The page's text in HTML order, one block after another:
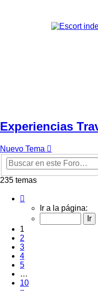
Experiencias
Nuevo Tema
235 temas
10
Ir a la página:
1
2
3
4
5
…
10